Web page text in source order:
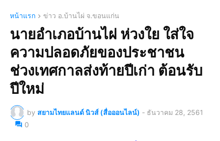
หน้าแรก ข่าว อ.บ้านไผ่ จ.ขอนแก่น
นายอำเภอบ้านไผ่ ห่วงใย ใส่ใจ
ความปลอดภัยของประชาชน
ช่วงเทศกาลส่งท้ายปีเก่า ต้อนรับ
ปีใหม่
by สยามไทยแลนด์ นิวส์ (สื่อออนไลน์) - ธันวาคม 28, 2561
0